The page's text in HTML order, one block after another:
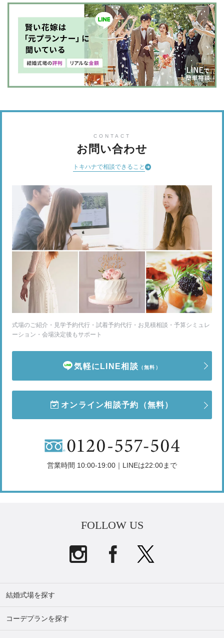
CONTACT
お問い合わせ
トキハナで相談できること
式場のご紹介・見学予約代行・試着予約代行・お見積相談・予算シミュレ
ーション・会場決定後もサポート
気軽にLINE相談 （無料）
オンライン相談予約 （無料）
営業時間 10:00-19:00｜LINEは22:00まで
FOLLOW US
結婚式場を探す
コーデプランを探す